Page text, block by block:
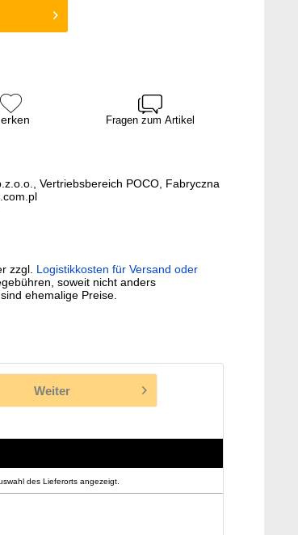
Fragen zum Artikel
Vertriebsbereich POCO, Fabryczna
zzgl. Logistikkosten für Versand oder
soweit nicht anders
ehemalige Preise.
Weiter
des Lieferorts angezeigt.